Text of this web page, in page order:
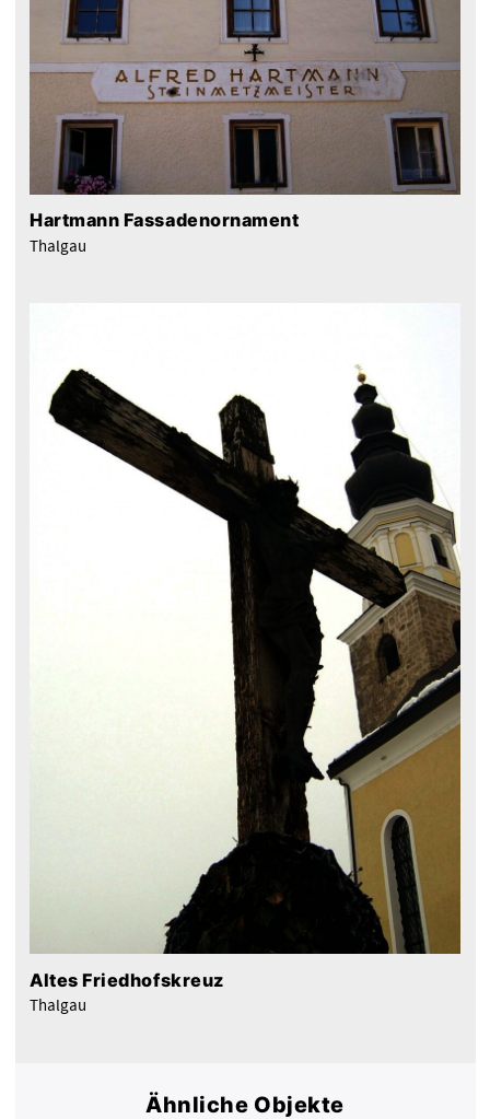
Hartmann Fassadenornament
Thalgau
Altes Friedhofskreuz
Thalgau
Ähnliche Objekte